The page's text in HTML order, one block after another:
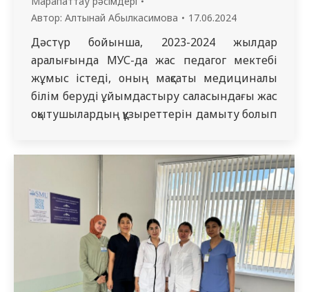
Автор: Алтынай Абылкасимова 17.06.2024
Дәстүр бойынша, 2023-2024 жылдар
аралығында МУС-да жас педагог мектебі
жұмыс істеді, оның мақсаты медициналық
білім беруді ұйымдастыру саласындағы жас
оқытушылардың құзыреттерін дамыту болып
25 оқытушы қабылданды. Мектептің сабақ
жоспары тәжірибелі оқытушылардың
өтініштері бойынша жасалды, сондай-ақ
әкімшілік-басқару персоналының өкілдері
дәріскер ретінде әрекет етті. Жалпы
ұзақтығы 30 сағат…